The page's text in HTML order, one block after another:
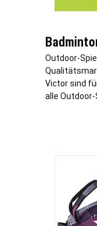
Outdoor-
Victor sind
alle